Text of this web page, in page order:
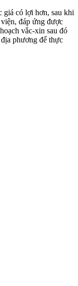
giá có lợi hơn, sau khi
đáp ứng được
vắc-xin sau đó
phương để thực